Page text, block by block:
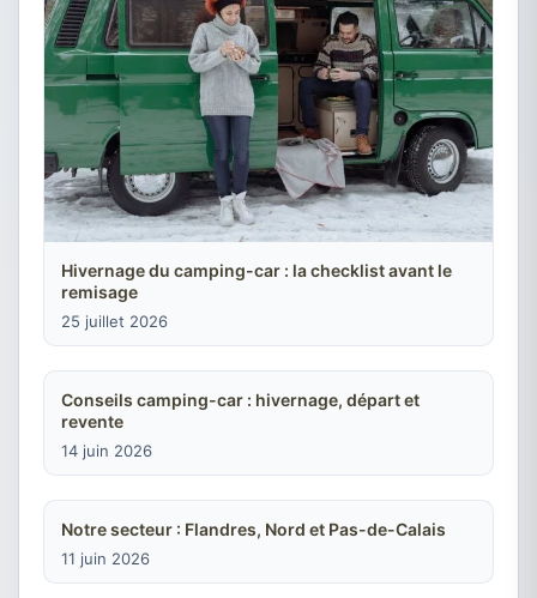
Hivernage du camping-car : la checklist avant le
remisage
25 juillet 2026
Conseils camping-car : hivernage, départ et
revente
14 juin 2026
Notre secteur : Flandres, Nord et Pas-de-Calais
11 juin 2026